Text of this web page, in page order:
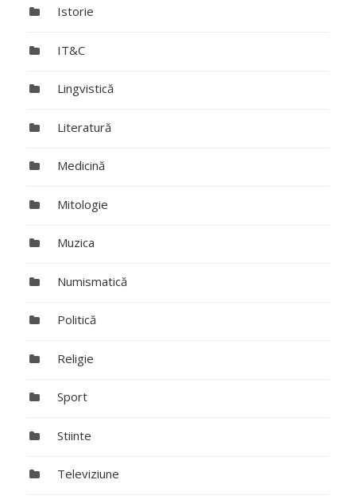
Istorie
IT&C
Lingvistică
Literatură
Medicină
Mitologie
Muzica
Numismatică
Politică
Religie
Sport
Stiinte
Televiziune